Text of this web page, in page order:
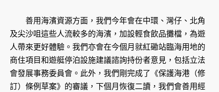
善用海濱資源方面，我們今年會在中環、灣仔、北角
及尖沙咀這些人流較多的海濱，加設輕食飲品攤檔，為遊
人帶來更好體驗。我們亦會在今個月就紅磡站臨海用地的
商住項目和遊艇停泊設施建議諮詢持份者意見，包括立法
會發展事務委員會。此外，我們剛完成了《保護海港（修
訂）條例草案》的審議，下個月恢復二讀，我們會善用經